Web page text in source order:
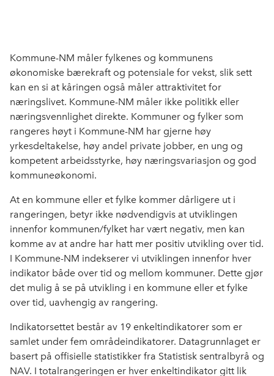
Kommune-NM måler fylkenes og kommunens
økonomiske bærekraft og potensiale for vekst, slik sett
kan en si at kåringen også måler attraktivitet for
næringslivet. Kommune-NM måler ikke politikk eller
næringsvennlighet direkte. Kommuner og fylker som
rangeres høyt i Kommune-NM har gjerne høy
yrkesdeltakelse, høy andel private jobber, en ung og
kompetent arbeidsstyrke, høy næringsvariasjon og god
kommuneøkonomi.
At en kommune eller et fylke kommer dårligere ut i
rangeringen, betyr ikke nødvendigvis at utviklingen
innenfor kommunen/fylket har vært negativ, men kan
komme av at andre har hatt mer positiv utvikling over tid.
I Kommune-NM indekserer vi utviklingen innenfor hver
indikator både over tid og mellom kommuner. Dette gjør
det mulig å se på utvikling i en kommune eller et fylke
over tid, uavhengig av rangering.
Indikatorsettet består av 19 enkeltindikatorer som er
samlet under fem områdeindikatorer. Datagrunnlaget er
basert på offisielle statistikker fra Statistisk sentralbyrå og
NAV. I totalrangeringen er hver enkeltindikator gitt lik